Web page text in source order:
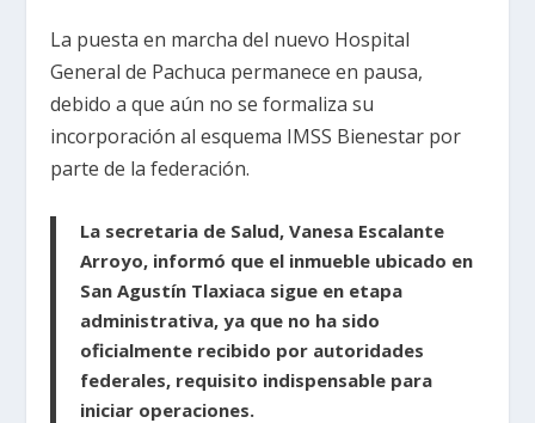
La puesta en marcha del nuevo Hospital
General de Pachuca permanece en pausa,
debido a que aún no se formaliza su
incorporación al esquema IMSS Bienestar por
parte de la federación.
La secretaria de Salud, Vanesa Escalante
Arroyo, informó que el inmueble ubicado en
San Agustín Tlaxiaca sigue en etapa
administrativa, ya que no ha sido
oficialmente recibido por autoridades
federales, requisito indispensable para
iniciar operaciones.